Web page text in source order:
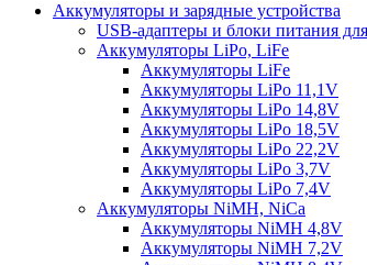
Аккумуляторы и зарядные устройства
USB-адаптеры и блоки питания
Аккумуляторы LiPo, LiFe
Аккумуляторы LiFe
Аккумуляторы LiPo 11,1V
Аккумуляторы LiPo 14,8V
Аккумуляторы LiPo 18,5V
Аккумуляторы LiPo 22,2V
Аккумуляторы LiPo 3,7V
Аккумуляторы LiPo 7,4V
Аккумуляторы NiMH, NiCa
Аккумуляторы NiMH 4,8V
Аккумуляторы NiMH 7,2V